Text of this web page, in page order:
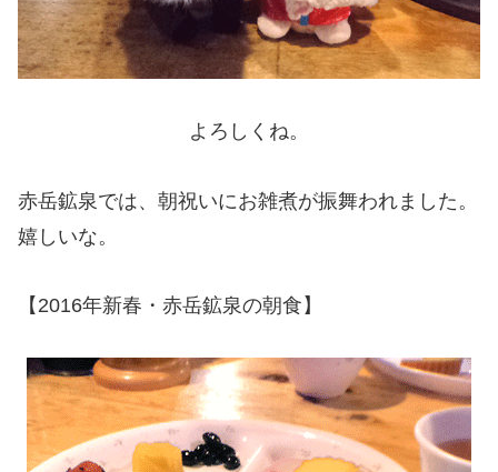
よろしくね。
赤岳鉱泉では、朝祝いにお雑煮が振舞われました。
嬉しいな。
【2016年新春・赤岳鉱泉の朝食】